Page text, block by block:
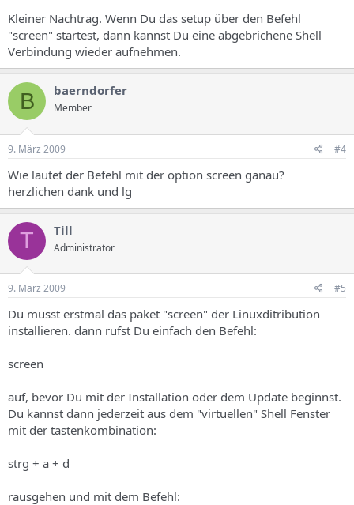
Kleiner Nachtrag. Wenn Du das setup über den Befehl
"screen" startest, dann kannst Du eine abgebrichene Shell
Verbindung wieder aufnehmen.
B baerndorfer
Member
9. März 2009 #4
Wie lautet der Befehl mit der option screen ganau?
herzlichen dank und lg
T Till
Administrator
9. März 2009 #5
Du musst erstmal das paket "screen" der Linuxditribution
installieren. dann rufst Du einfach den Befehl:
screen
auf, bevor Du mit der Installation oder dem Update beginnst.
Du kannst dann jederzeit aus dem "virtuellen" Shell Fenster
mit der tastenkombination:
strg + a + d
rausgehen und mit dem Befehl: